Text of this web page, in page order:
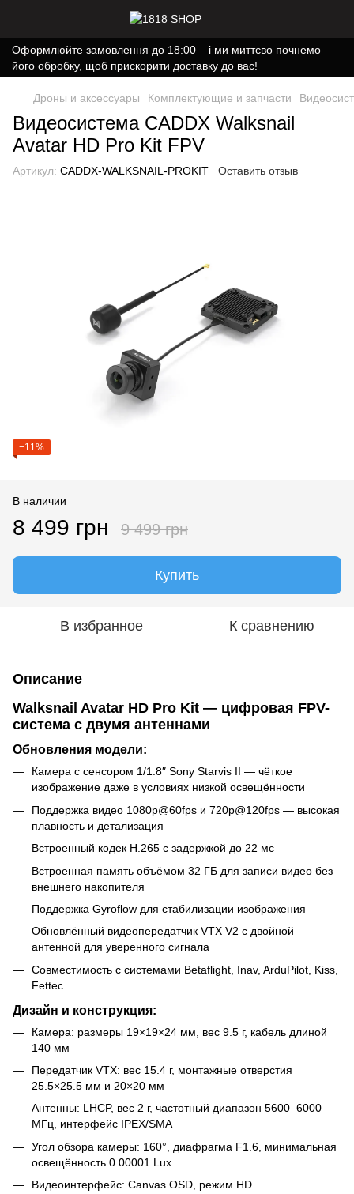
Оформлюйте замовлення до 18:00 – і ми миттєво почнемо
його обробку, щоб прискорити доставку до вас!
Дроны и аксессуары Комплектующие и запчасти
Видеосистема CADDX Walksnail
Avatar HD Pro Kit FPV
Артикул: CADDX-WALKSNAIL-PROKIT Оставить отзыв
−11%
В наличии
8 499 грн 9 499 грн
Купить
В избранное К сравнению
Описание
Walksnail Avatar HD Pro Kit — цифровая FPV-
система с двумя антеннами
Обновления модели:
Камера с сенсором 1/1.8″ Sony Starvis II — чёткое
изображение даже в условиях низкой освещённости
Поддержка видео 1080p@60fps и 720p@120fps — высокая
плавность и детализация
Встроенный кодек H.265 с задержкой до 22 мс
Встроенная память объёмом 32 ГБ для записи видео без
внешнего накопителя
Поддержка Gyroflow для стабилизации изображения
Обновлённый видеопередатчик VTX V2 с двойной
антенной для уверенного сигнала
Совместимость с системами Betaflight, Inav, ArduPilot, Kiss,
Fettec
Дизайн и конструкция:
Камера: размеры 19×19×24 мм, вес 9.5 г, кабель длиной
140 мм
Передатчик VTX: вес 15.4 г, монтажные отверстия
25.5×25.5 мм и 20×20 мм
Антенны: LHCP, вес 2 г, частотный диапазон 5600–6000
МГц, интерфейс IPEX/SMA
Угол обзора камеры: 160°, диафрагма F1.6, минимальная
освещённость 0.00001 Lux
Видеоинтерфейс: Canvas OSD, режим HD